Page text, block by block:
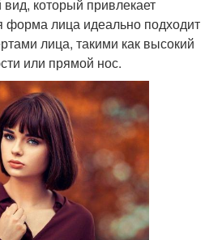
который привлекает
лица идеально подходит
лица, такими как высокий
или прямой нос.